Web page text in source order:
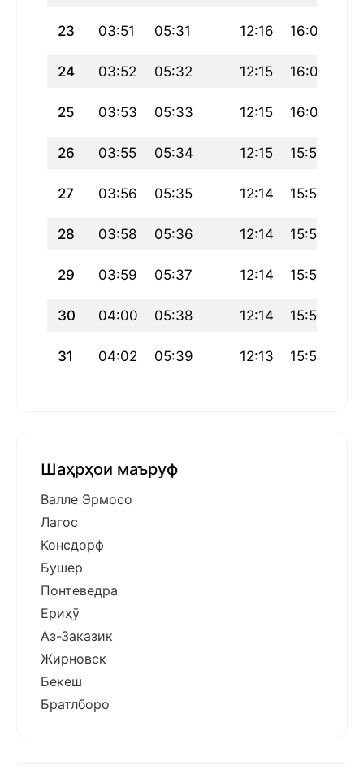
23 03:51 05:31 12:16 16:01
24 03:52 05:32 12:15 16:01
25 03:53 05:33 12:15 16:00
26 03:55 05:34 12:15 15:59
27 03:56 05:35 12:14 15:58
28 03:58 05:36 12:14 15:57
29 03:59 05:37 12:14 15:56
30 04:00 05:38 12:14 15:55
31 04:02 05:39 12:13 15:55
Шаҳрҳои маъруф
Валле Эрмосо
Лагос
Консдорф
Бушер
Понтеведра
Ериҳӯ
Аз-Заказик
Жирновск
Бекеш
Братлборо